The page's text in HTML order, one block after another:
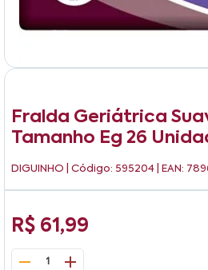
Fralda Geriátrica
Tamanho Eg 26
DIGUINHO | Código: 595204 | EAN:
R$ 61,99
1